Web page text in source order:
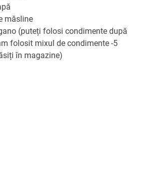
măsline
(puteți folosi condimente după
folosit mixul de condimente -5
în magazine)